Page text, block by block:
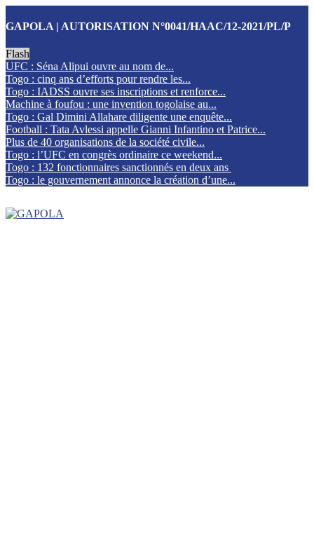
GAPOLA | AUTORISATION N°0041/HAAC/12-2021/PL/P
Flash
UFC : Séna Alipui ouvre au nom de...
Togo : cinq ans d’efforts pour rendre les...
Togo : IADSS ouvre ses inscriptions et renforce...
Machine à foufou : une invention togolaise au...
Togo : Gal Dimini Allahare diligente une enquête...
Football : Tata Avlessi appelle Gianni Infantino et Patrice...
Plus de 40 organisations de la société civile...
Togo : l’UFC en congrès ordinaire ce weekend...
Togo : 132 fonctionnaires sanctionnés en deux ans
Togo : le gouvernement annonce la création d’une...